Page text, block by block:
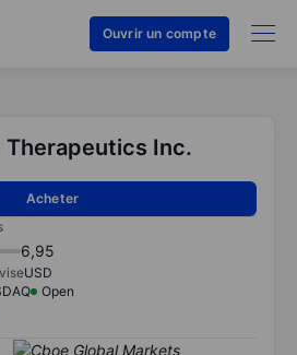
Ouvrir un compte
Therapeutics Inc.
Acheter
6,95
USD
Open